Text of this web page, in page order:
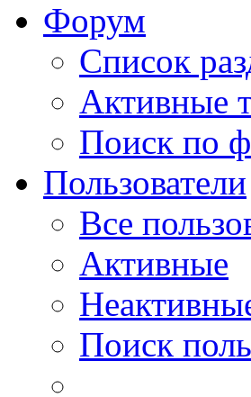
Форум
Список
Активные
Поиск по
Пользователи
Все
Активные
Поиск